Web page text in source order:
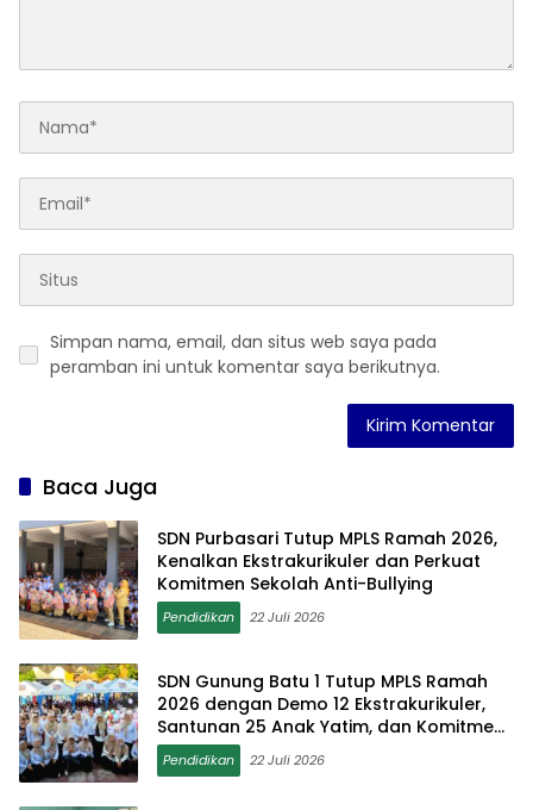
Simpan nama, email, dan situs web saya pada
peramban ini untuk komentar saya berikutnya.
Baca Juga
SDN Purbasari Tutup MPLS Ramah 2026,
Kenalkan Ekstrakurikuler dan Perkuat
Komitmen Sekolah Anti-Bullying
Pendidikan 22 Juli 2026
SDN Gunung Batu 1 Tutup MPLS Ramah
2026 dengan Demo 12 Ekstrakurikuler,
Santunan 25 Anak Yatim, dan Komitmen
Cetak Siswa Berprestasi
Pendidikan 22 Juli 2026